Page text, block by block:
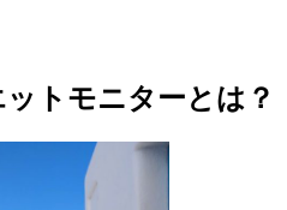
トモニターとは？